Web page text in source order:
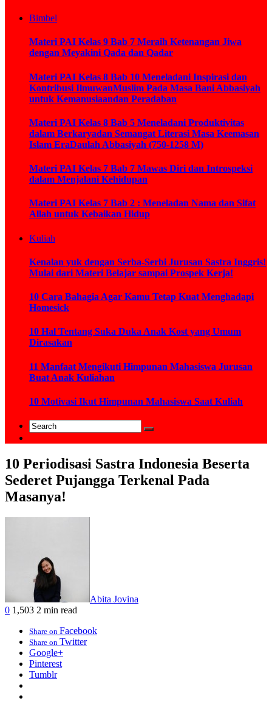
Bimbel
Materi PAI Kelas 9 Bab 7 Meraih Ketenangan Jiwa
dengan Meyakini Qada dan Qadar
Materi PAI Kelas 8 Bab 10 Meneladani Inspirasi dan
Kontribusi IlmuwanMuslim Pada Masa Bani Abbasiyah
untuk Kemanusiaandan Peradaban
Materi PAI Kelas 8 Bab 5 Meneladani Produktivitas
dalam Berkaryadan Semangat Literasi Masa Keemasan
Islam EraDaulah Abbasiyah (750-1258 M)
Materi PAI Kelas 7 Bab 7 Mawas Diri dan Introspeksi
dalam Menjalani Kehidupan
Materi PAI Kelas 7 Bab 2 : Meneladan Nama dan Sifat
Allah untuk Kebaikan Hidup
Kuliah
Kenalan yuk dengan Serba-Serbi Jurusan Sastra Inggris!
Mulai dari Materi Belajar sampai Prospek Kerja!
10 Cara Bahagia Agar Kamu Tetap Kuat Menghadapi
Homesick
10 Hal Tentang Suka Duka Anak Kost yang Umum
Dirasakan
11 Manfaat Mengikuti Himpunan Mahasiswa Jurusan
Buat Anak Kuliahan
10 Motivasi Ikut Himpunan Mahasiswa Saat Kuliah
10 Periodisasi Sastra Indonesia Beserta
Sederet Pujangga Terkenal Pada
Masanya!
Abita Jovina
0 1,503 2 min read
Share on Facebook
Share on Twitter
Google+
Pinterest
Tumblr